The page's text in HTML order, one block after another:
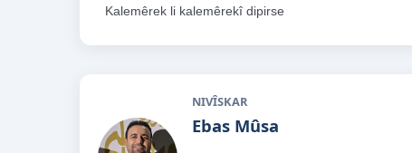
Kalemêrek li kalemêrekî dipirse
NIVÎSKAR
Ebas Mûsa